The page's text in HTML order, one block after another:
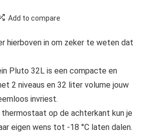
Add to compare
hierboven in om zeker te weten dat
Pluto 32L is een compacte en
2 niveaus en 32 liter volume jouw
invriest.
thermostaat op de achterkant kun je
eigen wens tot -18 °C laten dalen.